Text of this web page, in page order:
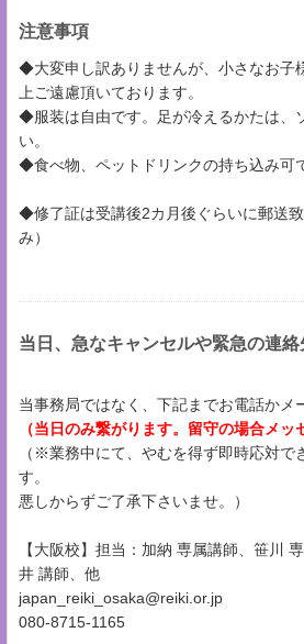
注意事項
◆大変申し訳ありませんが、小さなお子
上ご遠慮頂いております。
◆服装は自由です。足が冷えるかたは、
い。
◆食べ物、ペットドリンクの持ち込み可
◆修了証は受講後2カ月後ぐらいに郵送
み）
当日、急なキャンセルや緊急の連絡
当事務局ではなく、下記までお電話かメ
（当日のみ繋がります。留守の場合メッ
（※業務中にて、やむを得ず即時応対で
す。
悪しからずご了承下さいませ。）
【大阪校】担当：加納 専属講師、笹川
井 講師、他
japan_reiki_osaka@reiki.or.jp
080-8715-1165